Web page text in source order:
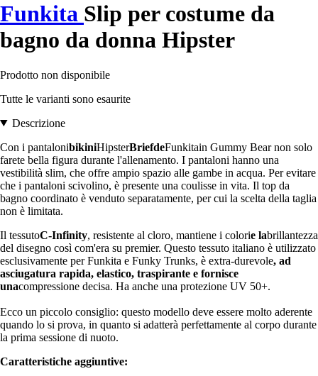
Funkita Slip per costume da
bagno da donna Hipster
Prodotto non disponibile
Tutte le varianti sono esaurite
Descrizione
Con i pantalonibikiniHipsterBriefdeFunkitain Gummy Bear non solo
farete bella figura durante l'allenamento. I pantaloni hanno una
vestibilità slim, che offre ampio spazio alle gambe in acqua. Per evitare
che i pantaloni scivolino, è presente una coulisse in vita. Il top da
bagno coordinato è venduto separatamente, per cui la scelta della taglia
non è limitata.
Il tessutoC-Infinity, resistente al cloro, mantiene i colorie labrillantezza
del disegno così com'era su premier. Questo tessuto italiano è utilizzato
esclusivamente per Funkita e Funky Trunks, è extra-durevole, ad
asciugatura rapida, elastico, traspirante e fornisce
unacompressione decisa. Ha anche una protezione UV 50+.
Ecco un piccolo consiglio: questo modello deve essere molto aderente
quando lo si prova, in quanto si adatterà perfettamente al corpo durante
la prima sessione di nuoto.
Caratteristiche aggiuntive: